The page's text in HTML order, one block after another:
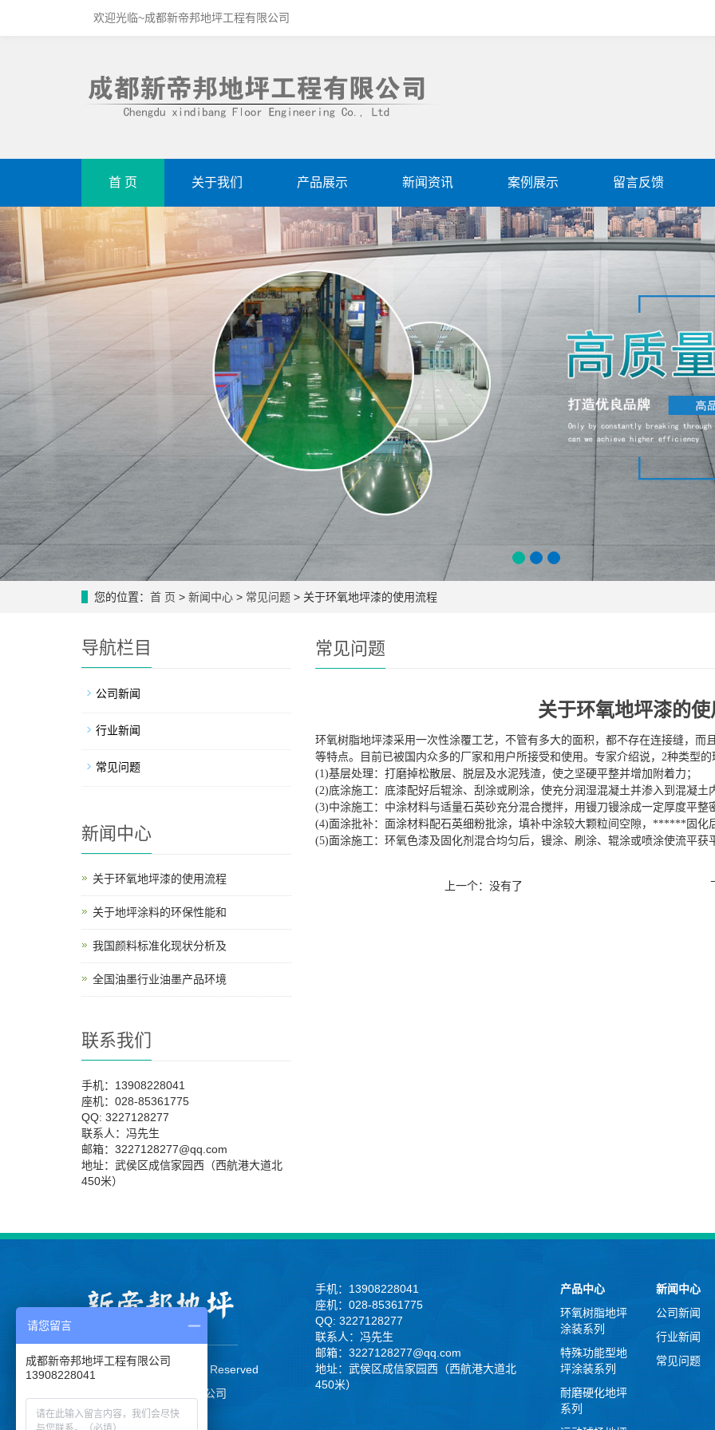
欢迎光临~成都新帝邦地坪工程有限公司
首 页 关于我们 产品展示 新闻资讯 案例展示 留言反馈
您的位置： 首 页 > 新闻中心 > 常见问题 > 关于环氧地坪漆的使用流程
常见问题
关于环氧地坪漆的
环氧树脂地坪漆采用一次性涂覆工艺，不管有多大的面积，都不存在连接缝，而
等特点。目前已被国内众多的厂家和用户所接受和使用。专家介绍说，2种类型
(1)基层处理：打磨掉松散层、脱层及水泥残渣，使之坚硬平整并增加附着力；
(2)底涂施工：底漆配好后辊涂、刮涂或刷涂，使充分润湿混凝土并渗入到混凝土
(3)中涂施工：中涂材料与适量石英砂充分混合搅拌，用镘刀镘涂成一定厚度平整
(4)面涂批补：面涂材料配石英细粉批涂，填补中涂较大颗粒间空隙，******固化
(5)面涂施工：环氧色漆及固化剂混合均匀后，镘涂、刷涂、辊涂或喷涂使流平获
上一个：没有了
导航栏目
公司新闻
行业新闻
常见问题
新闻中心
关于环氧地坪漆的使用流程
关于地坪涂料的环保性能和
我国颜料标准化现状分析及
全国油墨行业油墨产品环境
联系我们
手机：13908228041
座机：028-85361775
QQ: 3227128277
联系人：冯先生
邮箱：3227128277@qq.com
地址：武侯区成信家园西（西航港大道北
450米）
CopyRight 2013 All Right Reserved
成都新帝邦地坪工程有限公司
蜀ICP备16016962号
手机：13908228041
座机：028-85361775
QQ: 3227128277
联系人：冯先生
邮箱：3227128277@qq.com
地址：武侯区成信家园西（西航港大道北
450米）
产品中心
环氧树脂地坪
涂装系列
特殊功能型地
坪涂装系列
耐磨硬化地坪
系列
新闻中心
公司新闻
行业新闻
常见问题
请您留言
成都新帝邦地坪工程有限公司
13908228041